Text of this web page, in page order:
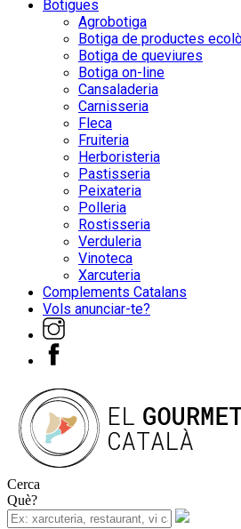
Botigues
Agrobotiga
Botiga de productes
Botiga de queviures
Botiga on-line
Cansaladeria
Carnisseria
Fleca
Fruiteria
Herboristeria
Pastisseria
Peixateria
Polleria
Rostisseria
Verduleria
Vinoteca
Xarcuteria
Complements Catalans
Vols anunciar-te?
Cerca
Què?